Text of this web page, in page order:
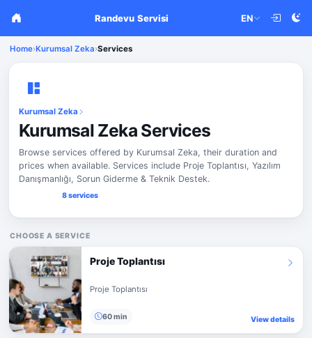
Randevu Servisi EN
Home›Kurumsal Zeka›Services
Kurumsal Zeka
Kurumsal Zeka Services
Browse services offered by Kurumsal Zeka, their duration and
prices when available. Services include Proje Toplantısı, Yazılım
Danışmanlığı, Sorun Giderme & Teknik Destek.
8 services
CHOOSE A SERVICE
Proje Toplantısı
Proje Toplantısı
60 min View details